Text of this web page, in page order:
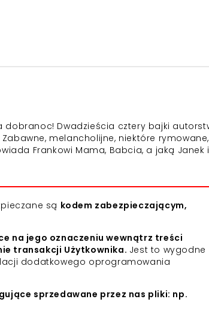
dobranoc! Dwadzieścia cztery bajki
melancholijne, niektóre rymowane,
Frankowi Mama, Babcia, a jaką Janek i
są kodem zabezpieczającym,
na jego oznaczeniu wewnątrz treści
transakcji Użytkownika. Jest to wygodne
dodatkowego oprogramowania
sprzedawane przez nas pliki: np.